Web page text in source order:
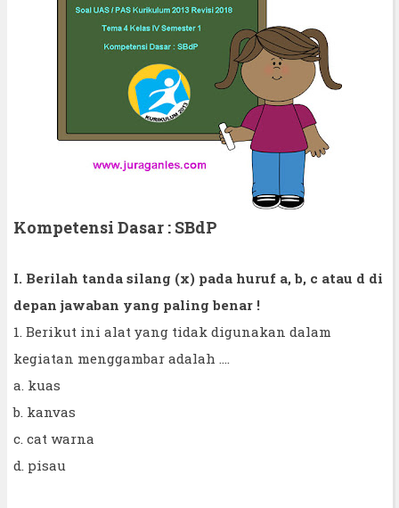
Kompetensi Dasar : SBdP
I. Berilah tanda silang (x) pada huruf a, b, c atau d di
depan jawaban yang paling benar !
1. Berikut ini alat yang tidak digunakan dalam
kegiatan menggambar adalah ....
a. kuas
b. kanvas
c. cat warna
d. pisau